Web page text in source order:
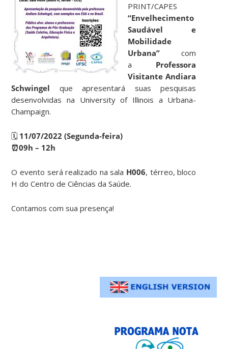
PRINT/CAPES
“Envelhecimento
Saudável e
Mobilidade
Urbana”com
a
Professora
Visitante Andiara
Schwingel que apresentará suas pesquisas
desenvolvidas na University of Illinois a Urbana-
Champaign.
🗓 11/07/2022 (Segunda-feira)
⏰09h – 12h
O evento será realizado na sala H006, térreo, bloco
H do Centro de Ciências da Saúde.
Contamos com sua presença!